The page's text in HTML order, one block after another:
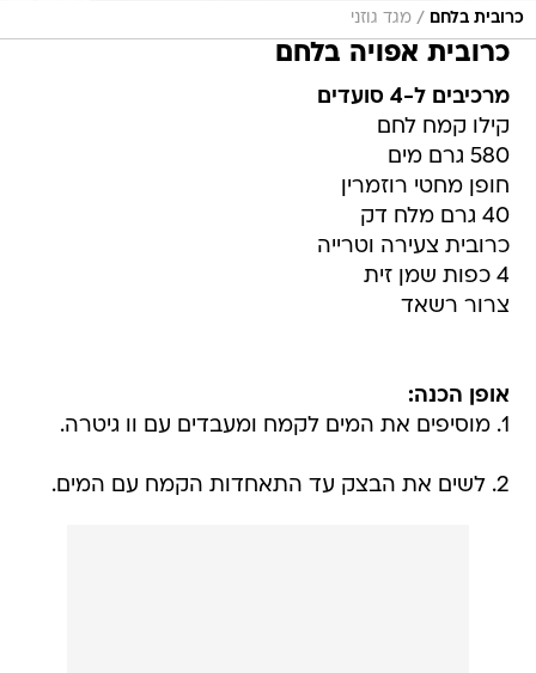
כרובית בלחם / מגד גוזני
כרובית אפויה בלחם
מרכיבים ל-4 סועדים
קילו קמח לחם
580 גרם מים
חופן מחטי רוזמרין
40 גרם מלח דק
כרובית צעירה וטרייה
4 כפות שמן זית
צרור רשאד
אופן הכנה:
1. מוסיפים את המים לקמח ומעבדים עם וו גיטרה.
2. לשים את הבצק עד התאחדות הקמח עם המים.